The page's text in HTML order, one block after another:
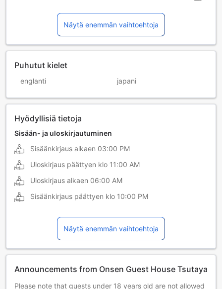
Näytä enemmän vaihtoehtoja
Puhutut kielet
englanti japani
Hyödyllisiä tietoja
Sisään- ja uloskirjautuminen
Sisäänkirjaus alkaen 03:00 PM
Uloskirjaus päättyen klo 11:00 AM
Uloskirjaus alkaen 06:00 AM
Sisäänkirjaus päättyen klo 10:00 PM
Näytä enemmän vaihtoehtoja
Announcements from Onsen Guest House Tsutaya
Please note that guests under 18 years old are not allowed